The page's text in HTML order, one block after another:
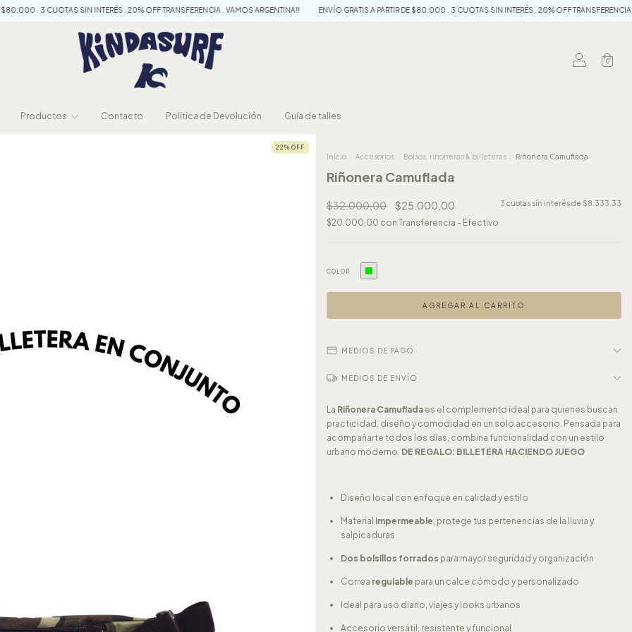
SIN INTERÉS . 20% OFF TRANSFERENCIA . VAMOS ARGENTINA!! ENVÍO GRATIS A PARTIR DE $80.000 . 3 CUOTAS SIN INTERÉS . 20% OFF TRANSFERENCIA . VAMOS
0
Productos Contacto Política de Devolución Guía de talles
22 % OFF
Inicio Accesorios Bolsos, riñoneras & billeteras Riñonera Camuflada
Riñonera Camuflada
$32.000,00 $25.000,00 3 cuotas sin interés de $8.333,33
$20.000,00 con Transferencia - Efectivo
COLOR
MEDIOS DE PAGO
MEDIOS DE ENVÍO
La Riñonera Camuflada es el complemento ideal para quienes buscan
practicidad, diseño y comodidad en un solo accesorio. Pensada para
acompañarte todos los días, combina funcionalidad con un estilo
urbano moderno. DE REGALO: BILLETERA HACIENDO JUEGO
Diseño local con enfoque en calidad y estilo
Material impermeable, protege tus pertenencias de la lluvia y
salpicaduras
Dos bolsillos forrados para mayor seguridad y organización
Correa regulable para un calce cómodo y personalizado
Ideal para uso diario, viajes y looks urbanos
Accesorio versátil, resistente y funcional